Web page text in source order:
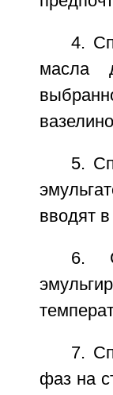
4.
масла
5.
вводят
6.
7.
фаз на